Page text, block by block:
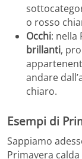
o rosso
Occhi: nella
brillanti,
andare
chiaro.
Esempi di
Sappiamo
Primavera